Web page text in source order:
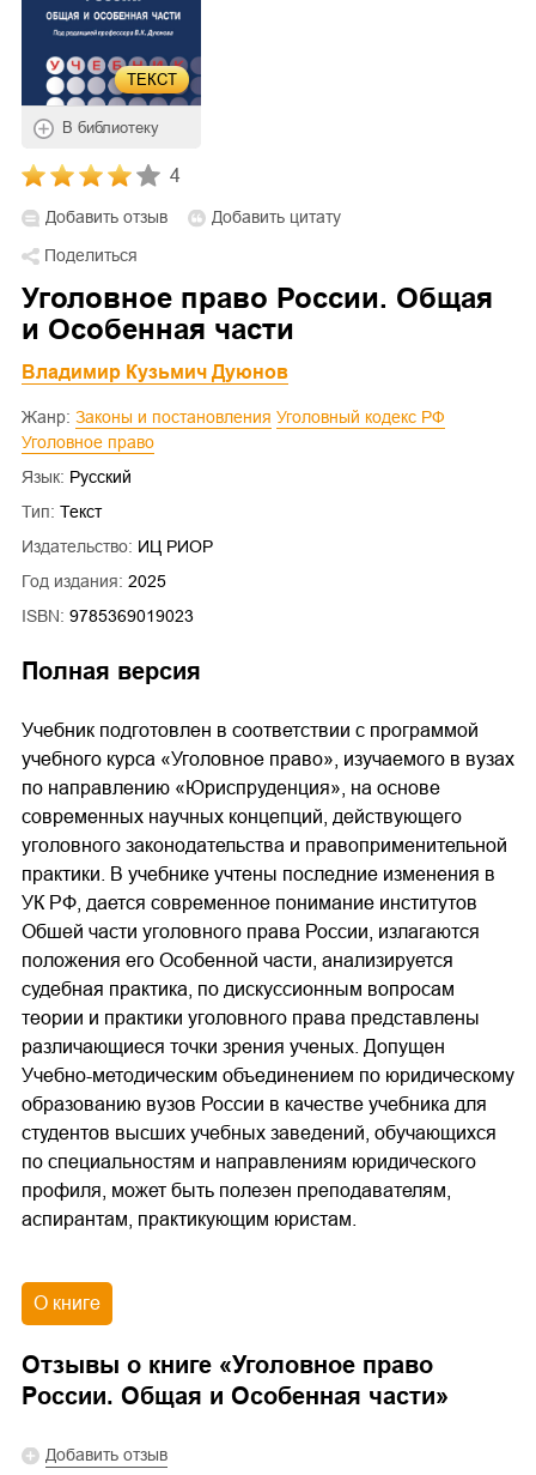
ТЕКСТ
В библиотеку
4
Добавить отзыв
Добавить цитату
Поделиться
Уголовное право России. Общая
и Особенная части
Владимир Кузьмич Дуюнов
Жанр: Законы и постановления
Уголовный кодекс РФ
Уголовное право
Язык: Русский
Тип: Текст
Издательство: ИЦ РИОР
Год издания: 2025
ISBN: 9785369019023
Полная версия
Учебник подготовлен в соответствии с программой
учебного курса «Уголовное право», изучаемого в вузах
по направлению «Юриспруденция», на основе
современных научных концепций, действующего
уголовного законодательства и правоприменительной
практики. В учебнике учтены последние изменения в
УК РФ, дается современное понимание институтов
Обшей части уголовного права России, излагаются
положения его Особенной части, анализируется
судебная практика, по дискуссионным вопросам
теории и практики уголовного права представлены
различающиеся точки зрения ученых. Допущен
Учебно-методическим объединением по юридическому
образованию вузов России в качестве учебника для
студентов высших учебных заведений, обучающихся
по специальностям и направлениям юридического
профиля, может быть полезен преподавателям,
аспирантам, практикующим юристам.
О книге
Отзывы о книге «Уголовное право
России. Общая и Особенная части»
Добавить отзыв